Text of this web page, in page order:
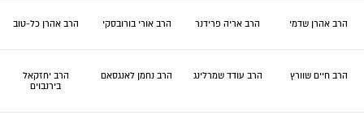
הרב אהרן שדמי הרב אריה פרידנר הרב אורי בורובסקי הרב אהרן כל-טוב
הרב חיים שוורץ הרב עודד שמרלינג הרב נחמן לאנגסאם
הרב יחזקאל
בירנבוים